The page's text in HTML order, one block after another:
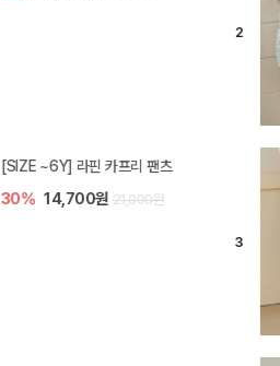
[SIZE ~6Y] 오뎃 라운지웨어
10% 20,700원 23,000원